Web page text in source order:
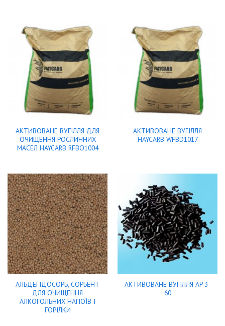
АКТИВОВАНЕ ВУГІЛЛЯ ДЛЯ
ОЧИЩЕННЯ РОСЛИННИХ
МАСЕЛ HAYCARB RFBO1004
АКТИВОВАНЕ ВУГІЛЛЯ
HAYCARB WFBD1017
АЛЬДЕГІДОСОРБ, СОРБЕНТ
ДЛЯ ОЧИЩЕННЯ
АЛКОГОЛЬНИХ НАПОЇВ І
ГОРІЛКИ
АКТИВОВАНЕ ВУГІЛЛЯ AP 3-
60